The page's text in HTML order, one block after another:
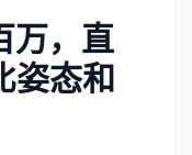
万，直
姿态和